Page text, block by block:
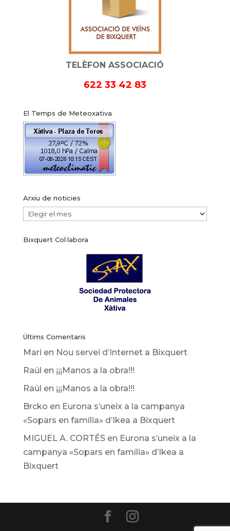
TELÈFON ASSOCIACIÓ
622 33 42 83
El Temps de Meteoxativa
Arxiu de noticies
Arxiu
noticies
Bixquert Col·labora
Últims Comentaris
Mari en Nou servei d’Internet a Bixquert
Raül en ¡¡¡Manos a la obra!!!
Raül en ¡¡¡Manos a la obra!!!
Brcko en Eurona s’uneix a la campanya
«Sopars en família» d’Ikea ​​a Bixquert
MIGUEL A. CORTÉSen Eurona s’uneix a la
campanya «Sopars en família» d’Ikea ​​a
Bixquert